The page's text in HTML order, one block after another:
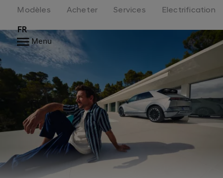
Modèles Acheter Services Electrification
FR
Menu